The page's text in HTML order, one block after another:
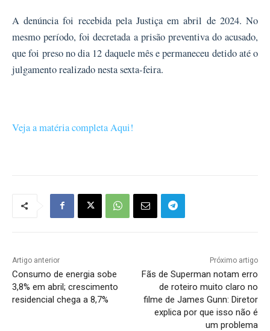
A denúncia foi recebida pela Justiça em abril de 2024. No
mesmo período, foi decretada a prisão preventiva do acusado,
que foi preso no dia 12 daquele mês e permaneceu detido até o
julgamento realizado nesta sexta-feira.
Veja a matéria completa Aqui!
Artigo anterior
Consumo de energia sobe
3,8% em abril; crescimento
residencial chega a 8,7%
Próximo artigo
Fãs de Superman notam erro
de roteiro muito claro no
filme de James Gunn: Diretor
explica por que isso não é
um problema